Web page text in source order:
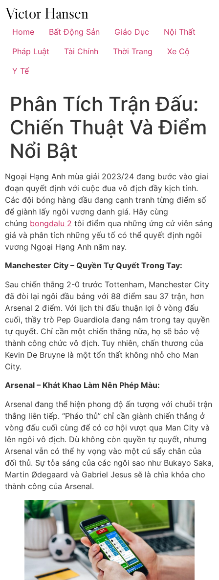
Chuyển
đến
Home Bất Động Sản Giáo Dục
Nội Thất
Pháp Luật
Tài Chính Thời Trang
Xe Cộ
Y Tế
Phân Tích Trận Đấu:
Chiến Thuật Và Điểm
Nổi Bật
Ngoại Hạng Anh mùa giải 2023/24 đang bước vào giai
đoạn quyết định với cuộc đua vô địch đầy kịch tính.
Các đội bóng hàng đầu đang cạnh tranh từng điểm số
để giành lấy ngôi vương danh giá. Hãy cùng
chúng bongdalu 2 tôi điểm qua những ứng cử viên sáng
giá và phân tích những yếu tố có thể quyết định ngôi
vương Ngoại Hạng Anh năm nay.
Manchester City – Quyền Tự Quyết Trong Tay:
Sau chiến thắng 2-0 trước Tottenham, Manchester City
đã đòi lại ngôi đầu bảng với 88 điểm sau 37 trận, hơn
Arsenal 2 điểm. Với lịch thi đấu thuận lợi ở vòng đấu
cuối, thầy trò Pep Guardiola đang nắm trong tay quyền
tự quyết. Chỉ cần một chiến thắng nữa, họ sẽ bảo vệ
thành công chức vô địch. Tuy nhiên, chấn thương của
Kevin De Bruyne là một tổn thất không nhỏ cho Man
City.
Arsenal – Khát Khao Làm Nên Phép Màu:
Arsenal đang thể hiện phong độ ấn tượng với chuỗi trận
thắng liên tiếp. “Pháo thủ” chỉ cần giành chiến thắng ở
vòng đấu cuối cùng để có cơ hội vượt qua Man City và
lên ngôi vô địch. Dù không còn quyền tự quyết, nhưng
Arsenal vẫn có thể hy vọng vào một cú sẩy chân của
đối thủ. Sự tỏa sáng của các ngôi sao như Bukayo Saka,
Martin Ødegaard và Gabriel Jesus sẽ là chìa khóa cho
thành công của Arsenal.